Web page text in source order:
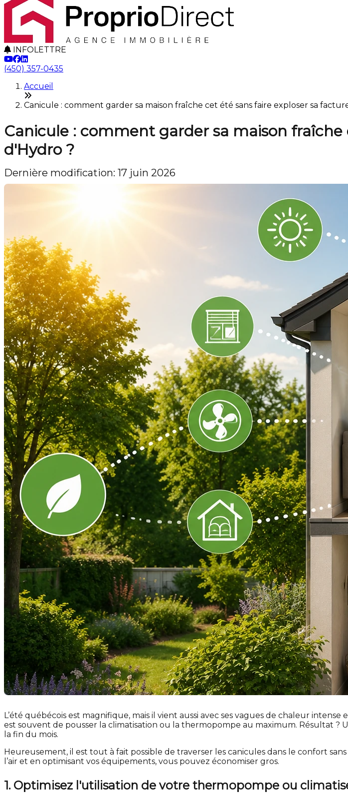
INFOLETTRE
(450) 357-0435
Accueil
Canicule : comment garder sa maison fraîche cet été sans faire exploser sa
Canicule : comment garder sa maison
d'Hydro ?
Dernière modification: 17 juin 2026
L’été québécois est magnifique, mais il vient aussi avec ses vagues de chaleur
est souvent de pousser la climatisation ou la thermopompe au maximum. Résultat ?
la fin du mois.
Heureusement, il est tout à fait possible de traverser les canicules dans le confort
l’air et en optimisant vos équipements, vous pouvez économiser gros.
1. Optimisez l'utilisation de votre thermopompe ou